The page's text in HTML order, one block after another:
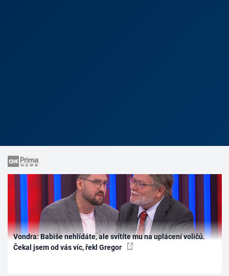
Vondra: Babiše nehlídáte, ale svítíte mu na uplácení voličů.
Čekal jsem od vás víc, řekl Gregor